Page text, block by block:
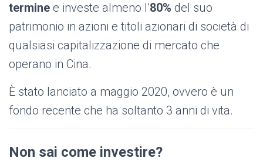
termine e investe almeno l’80% del suo
patrimonio in azioni e titoli azionari di società di
qualsiasi capitalizzazione di mercato che
operano in Cina.
È stato lanciato a maggio 2020, ovvero è un
fondo recente che ha soltanto 3 anni di vita.
Non sai come investire?